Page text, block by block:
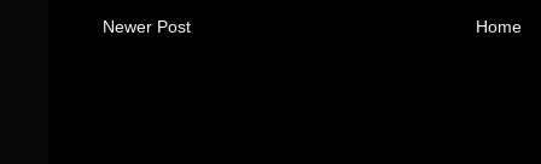
Newer Post Home